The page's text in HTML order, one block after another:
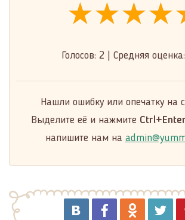
Голосов: 2 Средняя оценка:
Нашли ошибку или опечатку на
Выделите её и нажмите Ctrl+Enter
напишите нам на